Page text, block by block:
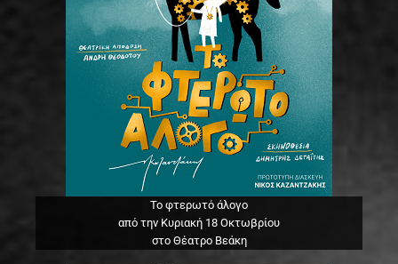
Το φτερωτό άλογο
από την Κυριακή 18 Οκτωβρίου
στο Θέατρο Βεάκη